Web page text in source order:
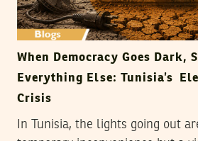
When Democracy Goes Dark,
Everything Else: Tunisia’s
Crisis
In Tunisia, the lights going out